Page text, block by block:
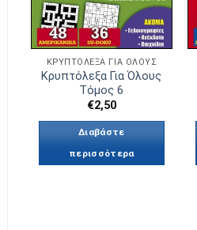
ΚΡΥΠΤΌΛΕΞΑ ΓΙΑ ΌΛΟΥΣ
Κρυπτόλεξα Για Όλους
Τόμος 6
€2,50
Διαβάστε
περισσότερα